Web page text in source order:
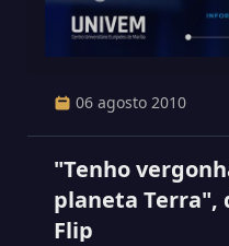
06 agosto 2010
"Tenho
planeta Terra",
Flip